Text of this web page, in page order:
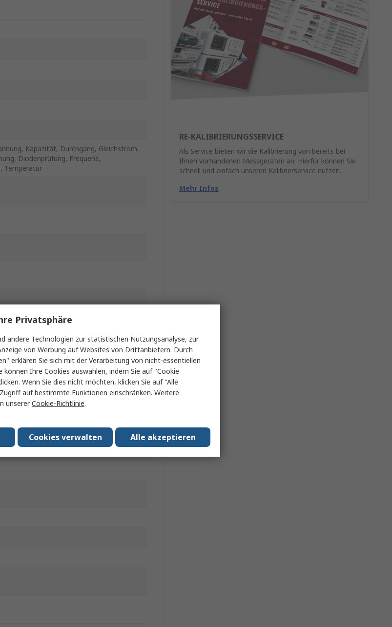
RE-KALIBRIERUNGSSERVICE
Als Service bieten wir die Kalibrierung von bereits bei
Ihnen vorhandenen Messgeräten an. Hierfür können Sie
schnell und einfach unseren Kalibrierservice nutzen.
Mehr Infos
Kapazität, Durchgang, Gleichstrom,
Diodenprüfung, Frequenz,
Temperatur
Privatsphäre
andere Technologien zur statistischen Nutzungsanalyse, zur
von Werbung auf Websites von Drittanbietern. Durch
erklären Sie sich mit der Verarbeitung von nicht-essentiellen
können Ihre Cookies auswählen, indem Sie auf "Cookie
Wenn Sie dies nicht möchten, klicken Sie auf "Alle
auf bestimmte Funktionen einschränken. Weitere
unsererCookie-Richtlinie.
Alle akzeptieren
Cookies verwalten